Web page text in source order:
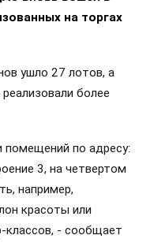
на торгах
ушло 27 лотов, а
более
по адресу:
3, на четвертом
например,
красоты или
классов, - сообщает